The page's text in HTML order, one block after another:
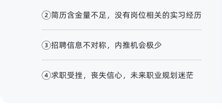
简历含金量不足，没有岗位相关的实习经历
招聘信息不对称，内推机会极少
求职受挫，丧失信心，未来职业规划迷茫